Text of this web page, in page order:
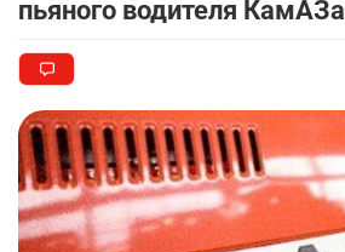
пьяного водителя КамАЗа